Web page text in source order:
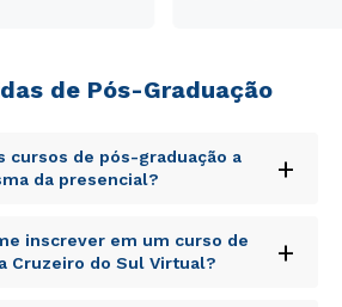
de Pós-Graduação
cursos de pós-graduação a
da presencial?
+
unde omnis iste natus error sit
doloremque laudantium,
eaque ipsa quae ab illo inventore
inscrever em um curso de
Cruzeiro do Sul Virtual?
+